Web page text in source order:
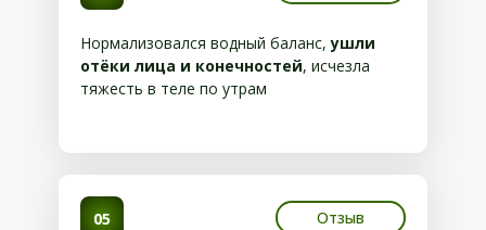
Нормализовался водный баланс,ушли
отёки лица и конечностей, исчезла
тяжесть в теле по утрам
05 Отзыв